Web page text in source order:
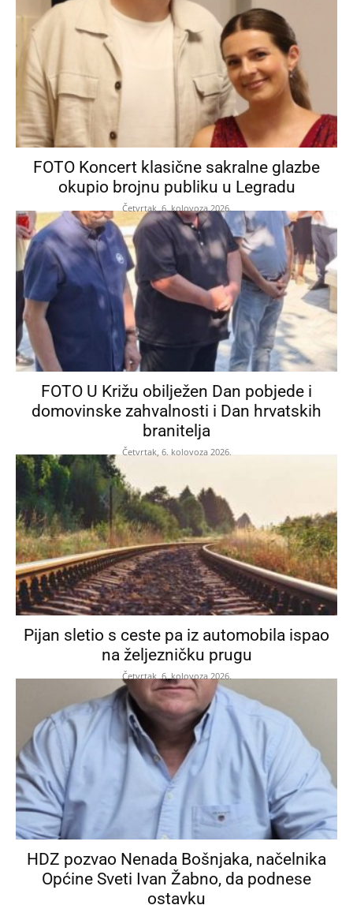
FOTO Koncert klasične sakralne glazbe
okupio brojnu publiku u Legradu
Četvrtak, 6. kolovoza 2026.
FOTO U Križu obilježen Dan pobjede i
domovinske zahvalnosti i Dan hrvatskih
branitelja
Četvrtak, 6. kolovoza 2026.
Pijan sletio s ceste pa iz automobila ispao
na željezničku prugu
Četvrtak, 6. kolovoza 2026.
HDZ pozvao Nenada Bošnjaka, načelnika
Općine Sveti Ivan Žabno, da podnese
ostavku